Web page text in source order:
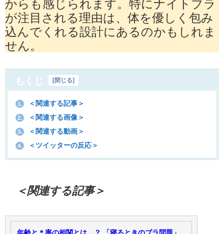
からも感じられます。特にナイトブラ
が注目される理由は、体を優しく包み
込んでくれる設計にあるのかもしれま
せん。
もくじ [閉じる]
1. ＜関連する記事＞
2. ＜関連する画像＞
3. ＜関連する動画＞
4. ＜ツイッターの反応＞
＜関連する記事＞